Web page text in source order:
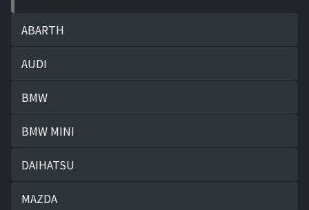
ABARTH
AUDI
BMW
BMW MINI
DAIHATSU
MAZDA